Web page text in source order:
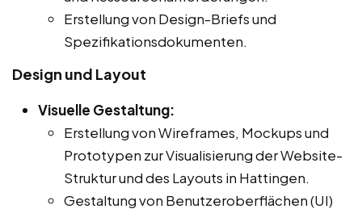
Erstellung von Design-Briefs und
Spezifikationsdokumenten.
Design und Layout
Visuelle Gestaltung:
Erstellung von Wireframes, Mockups und
Prototypen zur Visualisierung der Website-
Struktur und des Layouts in Hattingen.
Gestaltung von Benutzeroberflächen (UI)